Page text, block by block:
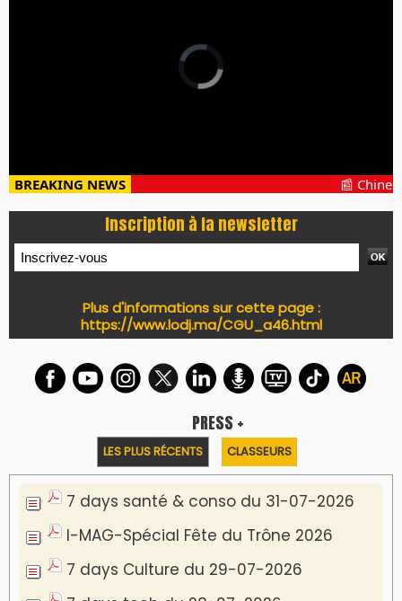
LES PLUS RÉCENTS
7 days Auto-Moto du 27-07-2026
PODCAST +
LES PLUS RÉCENTS CLASSEURS
Podcast I-Week-N°137 du 26-07-2026
Podcast Eco-Business du 20-07-2026
Podcast IA-MAG-07 du 22-07-2026
Podcast I-Week N°136-19-07-2026
Podcast I-débats N31 du 18-07-2026